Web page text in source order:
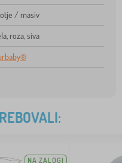
/ masiv
roza, siva
NA ZALOGI